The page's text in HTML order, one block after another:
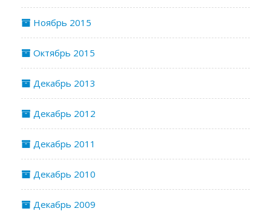
Ноябрь 2015
Октябрь 2015
Декабрь 2013
Декабрь 2012
Декабрь 2011
Декабрь 2010
Декабрь 2009